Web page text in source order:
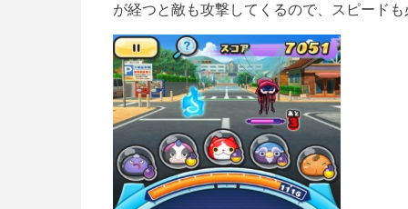
が経つと敵も攻撃してくるので、スピード